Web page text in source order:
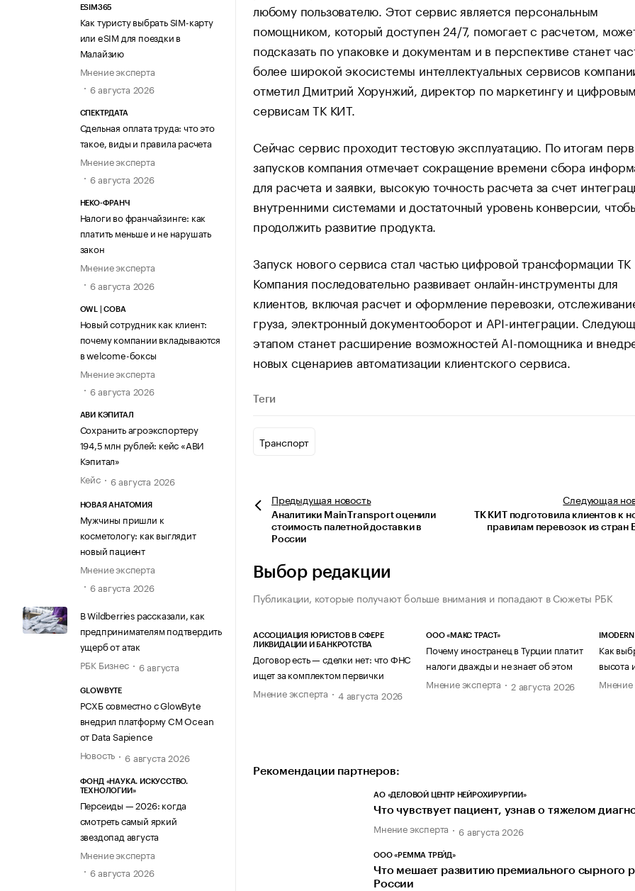
ESIM365
Как туристу выбрать SIM-карту
или eSIM для поездки в
Малайзию
Мнение эксперта
6 августа 2026
СПЕКТРДАТА
Сдельная оплата труда: что это
такое, виды и правила расчета
Мнение эксперта
6 августа 2026
НЕКО-ФРАНЧ
Налоги во франчайзинге: как
платить меньше и не нарушать
закон
Мнение эксперта
6 августа 2026
OWL | СОВА
Новый сотрудник как клиент:
почему компании вкладываются
в welcome-боксы
Мнение эксперта
6 августа 2026
АВИ КЭПИТАЛ
Сохранить агроэкспортеру
194,5 млн рублей: кейс «АВИ
Кэпитал»
Кейс
6 августа 2026
НОВАЯ АНАТОМИЯ
Мужчины пришли к
косметологу: как выглядит
новый пациент
Мнение эксперта
6 августа 2026
В Wildberries рассказали, как
предпринимателям подтвердить
ущерб от атак
РБК Бизнес
6 августа
GLOWBYTE
РСХБ совместно с GlowByte
внедрил платформу CM Ocean
от Data Sapience
Новость
6 августа 2026
ФОНД «НАУКА. ИСКУССТВО.
ТЕХНОЛОГИИ»
Персеиды — 2026: когда
смотреть самый яркий
звездопад августа
Мнение эксперта
6 августа 2026
любому пользователю. Этот сервис является персональным
помощником, который доступен 24/7, помогает с расчетом,
подсказать по упаковке и документам и в перспективе станет
более широкой экосистемы интеллектуальных сервисов
отметил Дмитрий Хорунжий, директор по маркетингу и цифровым
сервисам ТК КИТ.
Сейчас сервис проходит тестовую эксплуатацию. По итогам
запусков компания отмечает сокращение времени сбора
для расчета и заявки, высокую точность расчета за счет
внутренними системами и достаточный уровень конверсии,
продолжить развитие продукта.
Запуск нового сервиса стал частью цифровой трансформации ТК
Компания последовательно развивает онлайн-инструменты для
клиентов, включая расчет и оформление перевозки,
груза, электронный документооборот и API-интеграции.
этапом станет расширение возможностей AI-помощника и
новых сценариев автоматизации клиентского сервиса.
Теги
Транспорт
Предыдущая новость
Аналитики MainTransport оценили
стоимость палетной доставки в
России
Следующая
ТК КИТ подготовила клиентов к
правилам перевозок из стран
Выбор редакции
Публикации, которые получают больше внимания и попадают в Сюжеты РБК
АССОЦИАЦИЯ ЮРИСТОВ В СФЕРЕ
ЛИКВИДАЦИИ И БАНКРОТСТВА
Договор есть — сделки нет: что ФНС
ищет за комплектом первички
Мнение эксперта
4 августа 2026
ООО «МАКС ТРАСТ»
Почему иностранец в Турции платит
налоги дважды и не знает об этом
Мнение эксперта
2 августа 2026
IMODERN
Как
высота
Мнение
Рекомендации партнеров:
АО «ДЕЛОВОЙ ЦЕНТР НЕЙРОХИРУРГИИ»
Что чувствует пациент, узнав о тяжелом
Мнение эксперта 6 августа 2026
ООО «РЕММА ТРЕЙД»
Что мешает развитию премиального сырного
России